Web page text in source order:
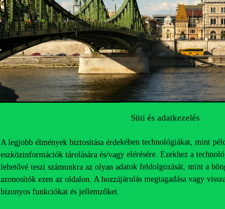
Süti és adatkezelés
A legjobb élmények biztosítása érdekében technológiákat, mint
eszközinformációk tárolására és/vagy elérésére. Ezekhez a
lehetővé teszi számunkra az olyan adatok feldolgozását, mint a
azonosítók ezen az oldalon. A hozzájárulás megtagadása vagy
bizonyos funkciókat és jellemzőket.